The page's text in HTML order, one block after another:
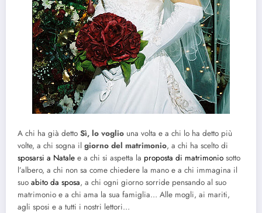
A chi ha già detto Sì, lo voglio una volta e a chi lo ha detto più
volte, a chi sogna il giorno del matrimonio, a chi ha scelto di
sposarsi a Natale e a chi si aspetta la proposta di matrimonio sotto
l’albero, a chi non sa come chiedere la mano e a chi immagina il
suo abito da sposa, a chi ogni giorno sorride pensando al suo
matrimonio e a chi ama la sua famiglia… Alle mogli, ai mariti,
agli sposi e a tutti i nostri lettori…